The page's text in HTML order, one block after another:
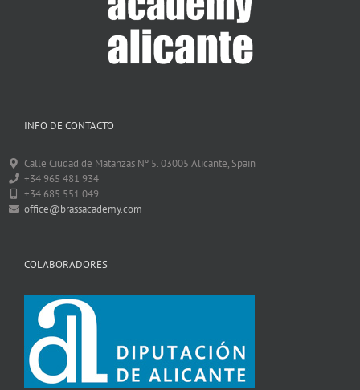
INFO DE CONTACTO
Calle Ciudad de Matanzas Nº 5. 03005 Alicante, Spain
+34 965 481 934
+34 685 551 049
office@brassacademy.com
COLABORADORES